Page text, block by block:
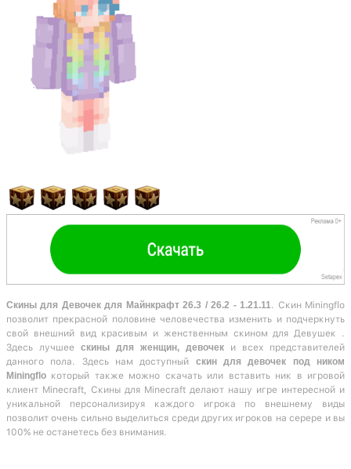
Скины для Девочек для Майнкрафт 26.3 / 26.2 - 1.21.11 . Скин Miningflo
позволит прекрасной половине человечества изменить и подчеркнуть
свой внешний вид красивым и женственным скином для Девушек .
Здесь лучшее скины для женщин, девочек и всех представителей
данного пола. Здесь нам доступный скин для девочек под ником
Miningflo который также можно скачать или вставить ник в игровой
клиент Minecraft, Скины для Minecraft делают нашу игре интересной и
уникальной персонализируя каждого игрока по внешнему виды
позволит очень сильно выделиться среди других игроков на серере и вы
100% не останетесь без внимания.